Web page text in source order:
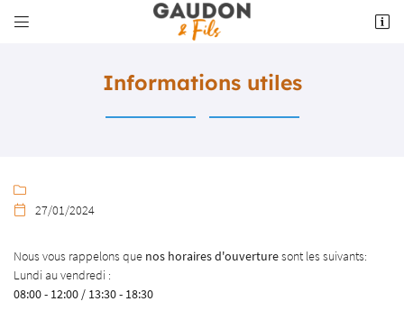
 
 Adresse email de réception
Informations utiles


27/01/2024
Nous vous rappelons que nos horaires d'ouverturesont les suivants:
Lundi au vendredi :
08:00 - 12:00 / 13:30 - 18:30